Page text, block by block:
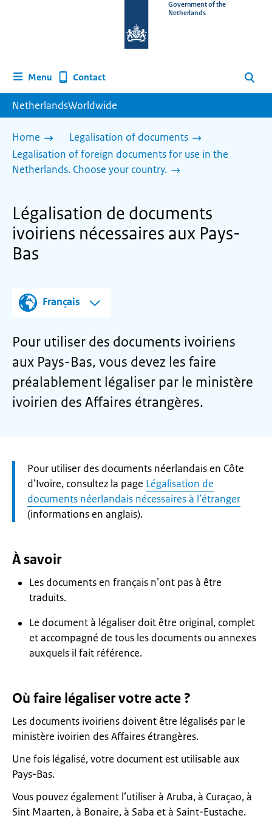
homepage
Government of the
Netherlands
Menu Contact Search
NetherlandsWorldwide
Home
Legalisation of documents
Legalisation of foreign documents for use in the
Netherlands. Choose your country.
Légalisation de documents
ivoiriens nécessaires aux Pays-
Bas
Français
Pour utiliser des documents ivoiriens
aux Pays-Bas, vous devez les faire
préalablement légaliser par le ministère
ivoirien des Affaires étrangères.
Let
op:
Pour utiliser des documents néerlandais en Côte
d’Ivoire, consultez la page Légalisation de
documents néerlandais nécessaires à l’étranger
(informations en anglais).
À savoir
Les documents en français n’ont pas à être
traduits.
Le document à légaliser doit être original, complet
et accompagné de tous les documents ou annexes
auxquels il fait référence.
Où faire légaliser votre acte ?
Les documents ivoiriens doivent être légalisés par le
ministère ivoirien des Affaires étrangères.
Une fois légalisé, votre document est utilisable aux
Pays-Bas.
Vous pouvez également l’utiliser à Aruba, à Curaçao, à
Sint Maarten, à Bonaire, à Saba et à Saint-Eustache.